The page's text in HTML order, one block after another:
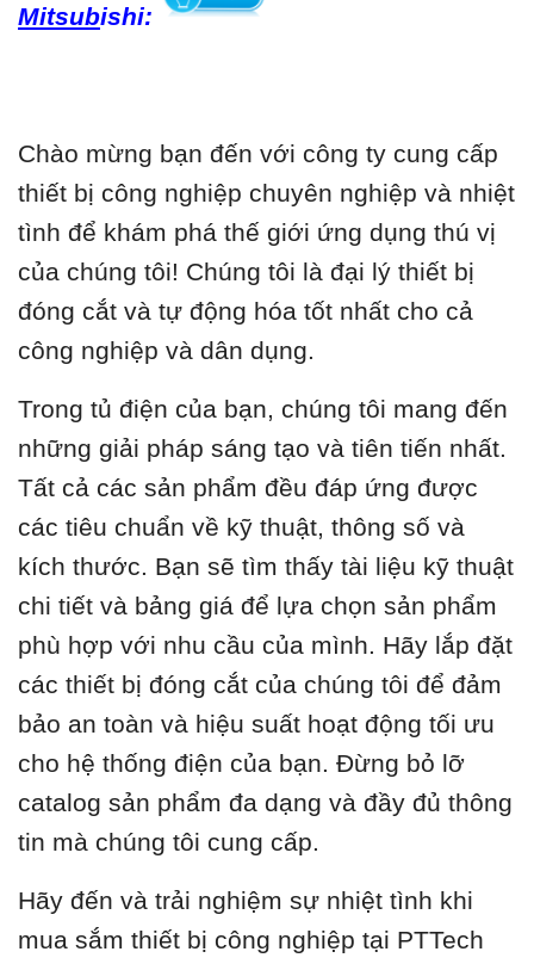
Mitsubishi:
Chào mừng bạn đến với công ty cung cấp
thiết bị công nghiệp chuyên nghiệp và nhiệt
tình để khám phá thế giới ứng dụng thú vị
của chúng tôi! Chúng tôi là đại lý thiết bị
đóng cắt và tự động hóa tốt nhất cho cả
công nghiệp và dân dụng.
Trong tủ điện của bạn, chúng tôi mang đến
những giải pháp sáng tạo và tiên tiến nhất.
Tất cả các sản phẩm đều đáp ứng được
các tiêu chuẩn về kỹ thuật, thông số và
kích thước. Bạn sẽ tìm thấy tài liệu kỹ thuật
chi tiết và bảng giá để lựa chọn sản phẩm
phù hợp với nhu cầu của mình. Hãy lắp đặt
các thiết bị đóng cắt của chúng tôi để đảm
bảo an toàn và hiệu suất hoạt động tối ưu
cho hệ thống điện của bạn. Đừng bỏ lỡ
catalog sản phẩm đa dạng và đầy đủ thông
tin mà chúng tôi cung cấp.
Hãy đến và trải nghiệm sự nhiệt tình khi
mua sắm thiết bị công nghiệp tại PTTech